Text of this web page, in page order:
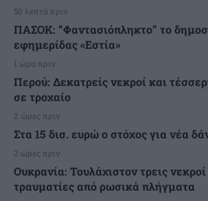
50 λεπτά πριν
ΠΑΣΟΚ: “Φαντασιόπληκτο” το
εφημερίδας «Εστία»
1 ώρα πριν
Περού: Δεκατρείς νεκροί και
σε τροχαίο
2 ώρες πριν
Στα 15 δισ. ευρώ ο στόχος για νέα
2 ώρες πριν
Ουκρανία: Τουλάχιστον τρεις
τραυματίες από ρωσικά πλήγματα